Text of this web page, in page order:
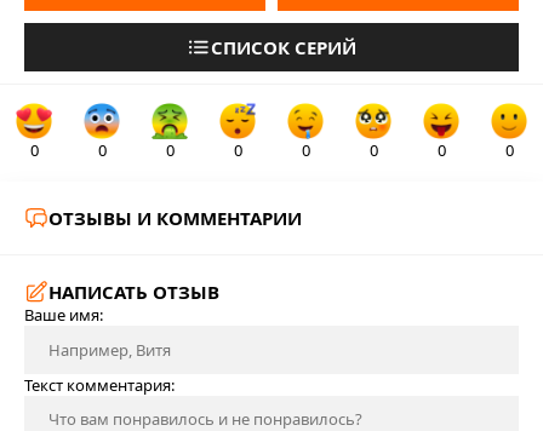
СПИСОК СЕРИЙ
0 0 0 0 0 0 0 0
ОТЗЫВЫ И КОММЕНТАРИИ
НАПИСАТЬ ОТЗЫВ
Ваше имя:
Текст комментария: